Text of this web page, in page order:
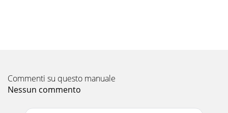
Commenti su questo manuale
Nessun commento